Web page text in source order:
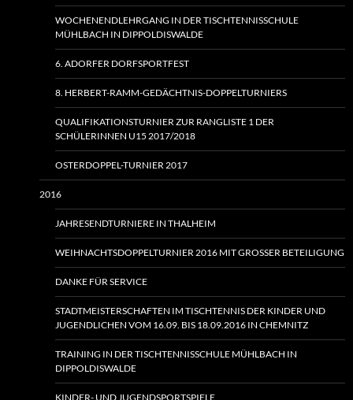
WOCHENENDLEHRGANG IN DER TISCHTENNISSCHULE
MÜHLBACH IN DIPPOLDISWALDE
6. ADORFER DORFSPORTFEST
8. HERBERT-RAMM-GEDÄCHTNIS-DOPPELTURNIERS
QUALIFIKATIONSTURNIER ZUR RANGLISTE 1 DER
SCHÜLERINNEN U15 2017/2018
OSTERDOPPEL-TURNIER 2017
2016
JAHRESENDTURNIERE IN THALHEIM
WEIHNACHTSDOPPELTURNIER 2016 MIT GROSSER BETEILIGUNG
DANKE FÜR SERVICE
STADTMEISTERSCHAFTEN IM TISCHTENNIS DER KINDER UND
JUGENDLICHEN VOM 16.09. BIS 18.09.2016 IN CHEMNITZ
TRAINING IN DER TISCHTENNISSCHULE MÜHLBACH IN
DIPPOLDISWALDE
KINDER- UND JUGENDSPORTSPIELE